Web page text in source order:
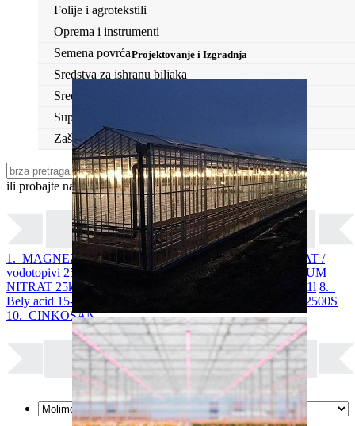
Projektovanje i Izgradnja
Folije i agrotekstili
Oprema i instrumenti
Semena povrća
Sredstva za ishranu biljaka
Sredstva za zaštitu biljaka
Supstrati
Zaštita ... u 10 litara
ili probajte naprednu:pretragu
1. MAGNEZIJUM SULFAT 25kg 2. AMONIUM SULFAT /
vodotopivi 25kg
3. KALIJUM SULFAT 25kg
4. KALCIJUM
NITRAT 25kg
5. ARDENDO 6. BIG BEEF 7. Acoustic 1l 8.
Bely acid 15-10-25 + 2MgO+ Me 25kg
9. BUCHAREST 2500S
10. CINKOSAN